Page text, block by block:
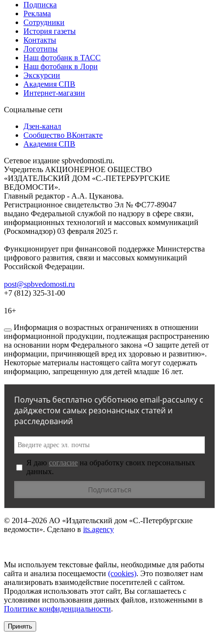
Подписка
Реклама
Сотрудники
История газеты
Контакты
Логотипы
Наш фотобанк в ТАСС
Наш фотобанк в Лори
Экскурсии
Академия СПВ
Интернет-магазин
Социальные сети
Дзен-канал
Сообщество ВКонтакте
Академия СПВ
Сетевое издание spbvedomosti.ru.
Учредитель АКЦИОНЕРНОЕ ОБЩЕСТВО
«ИЗДАТЕЛЬСКИЙ ДОМ «С.-ПЕТЕРБУРГСКИЕ
ВЕДОМОСТИ».
Главный редактор - А.А. Цуканова.
Регистрационное свидетельство Эл № ФС77-89047
выдано Федеральной службой по надзору в сфере связи,
информационных технологий и массовых коммуникаций
(Роскомнадзор) 03 февраля 2025 г.
Функционирует при финансовой поддержке Министерства
цифрового развития, связи и массовых коммуникаций
Российской Федерации.
post@spbvedomosti.ru
+7 (812) 325-31-00
16+
Информация о возрастных ограничениях в отношении
информационной продукции, подлежащая распространению
на основании норм Федерального закона «О защите детей от
информации, причиняющей вред их здоровью и развитию».
Некоторые материалы настоящего сайта могут содержать
информацию, запрещенную для детей младше 16 лет.
Получать бесплатно субботнюю email-рассылку с
дайджестом самых резонансных статей и
расследований
Я даю согласие на обработку своих персональных
данных.
© 2014–2026 АО «Издательский дом «С.-Петербургские
ведомости». Сделано в its.agency
Мы используем текстовые файлы, необходимые для работы
сайта и анализа посещаемости (сookies). Это позволяет нам
анализировать взаимодействие посетителей с сайтом.
Продолжая использовать этот сайт, Вы соглашаетесь с
условиями использования данных файлов, изложенными в
Политике конфиденциальности.
Принять